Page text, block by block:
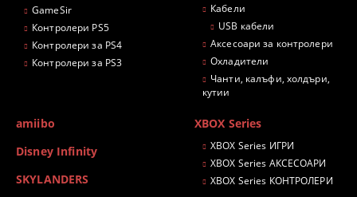
GameSir
Контролери PS5
Контролери за PS4
Контролери за PS3
Кабели
USB кабели
Аксесоари за контролери
Охладители
Чанти, калъфи, холдъри,
кутии
amiibo
Disney Infinity
SKYLANDERS
XBOX Series
XBOX Series ИГРИ
XBOX Series АКСЕСОАРИ
XBOX Series КОНТРОЛЕРИ